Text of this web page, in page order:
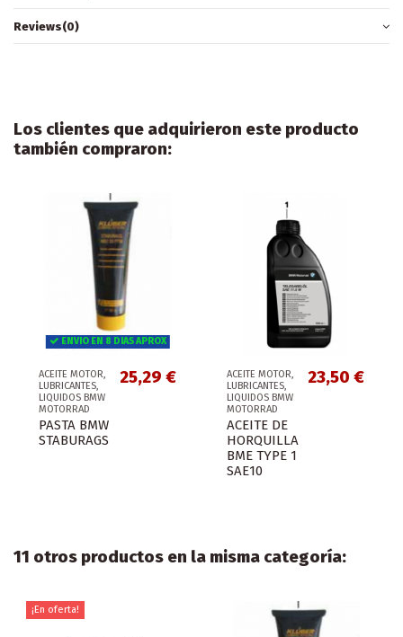
Reviews(0)
Los clientes que adquirieron este producto
también compraron:
ENVIO EN 8 DIAS APROX
ACEITE MOTOR,
LUBRICANTES,
LIQUIDOS BMW
MOTORRAD
PASTA BMW
STABURAGS
25,29 €
ACEITE MOTOR,
LUBRICANTES,
LIQUIDOS BMW
MOTORRAD
ACEITE DE
HORQUILLA
BME TYPE 1
SAE10
23,50 €
11 otros productos en la misma categoría:
¡En oferta!